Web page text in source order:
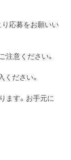
り応募をお願いい
注意ください。
ださい。
ます。お手元に